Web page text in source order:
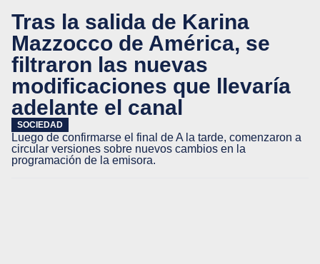
Tras la salida de Karina
Mazzocco de América, se
filtraron las nuevas
modificaciones que llevaría
adelante el canal
SOCIEDAD
Luego de confirmarse el final de A la tarde, comenzaron a
circular versiones sobre nuevos cambios en la
programación de la emisora.